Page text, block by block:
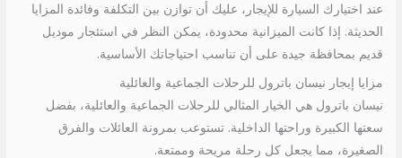
عند اختيارك السيارة للإيجار، عليك أن توازن بين التكلفة وفائدة المزايا
الحديثة. إذا كانت الميزانية محدودة، يمكن النظر في استئجار موديل
قديم بمحافظة جيدة على أن تناسب احتياجاتك الأساسية.
مزايا إيجار نيسان باترول للرحلات الجماعية والعائلية
نيسان باترول هي الخيار المثالي للرحلات الجماعية والعائلية، بفضل
سعتها الكبيرة وراحتها الداخلية. تستوعب بمرونة العائلات والفرق
الصغيرة، مما يجعل كل رحلة مريحة وممتعة.